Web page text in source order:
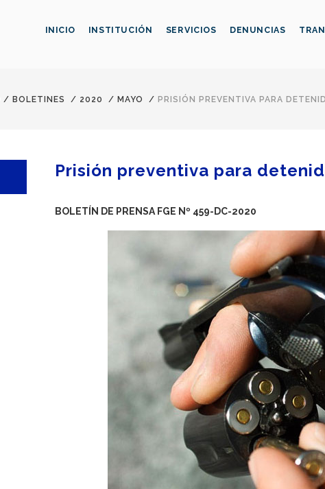
INICIO INSTITUCIÓN SERVICIOS DENUNCIAS
/ BOLETINES / 2020 / MAYO / PRISIÓN PREVENTIVA PARA
Prisión preventiva para
BOLETÍN DE PRENSA FGE Nº 459-DC-2020